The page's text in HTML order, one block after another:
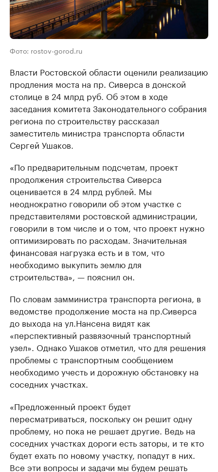
Фото: rostov-gorod.ru
Власти Ростовской области оценили реализацию
продления моста на пр. Сиверса в донской
столице в 24 млрд руб. Об этом в ходе
заседания комитета Законодательного собрания
региона по строительству рассказал
заместитель министра транспорта области
Сергей Ушаков.
«По предварительным подсчетам, проект
продолжения строительства Сиверса
оценивается в 24 млрд рублей. Мы
неоднократно говорили об этом участке с
представителями ростовской администрации,
говорили в том числе и о том, что проект нужно
оптимизировать по расходам. Значительная
финансовая нагрузка есть и в том, что
необходимо выкупить землю для
строительства», — пояснил он.
По словам замминистра транспорта региона, в
ведомстве продолжение моста на пр.Сиверса
до выхода на ул.Нансена видят как
«перспективный развязочный транспортный
узел». Однако Ушаков отметил, что для решения
проблемы с транспортным сообщением
необходимо учесть и дорожную обстановку на
соседних участках.
«Предложенный проект будет
пересматриваться, поскольку он решит одну
проблему, но пока не решает другие. Ведь на
соседних участках дороги есть заторы, и те кто
будет ехать по новому участку, попадут в них.
Все эти вопросы и задачи мы будем решать